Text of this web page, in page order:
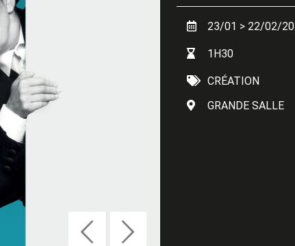
23/01 > 22/02/20
1H30
CRÉATION
GRANDE SALLE